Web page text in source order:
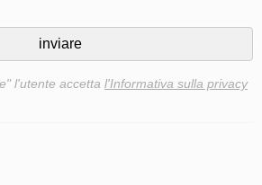
l'utente accetta l'Informativa sulla privacy